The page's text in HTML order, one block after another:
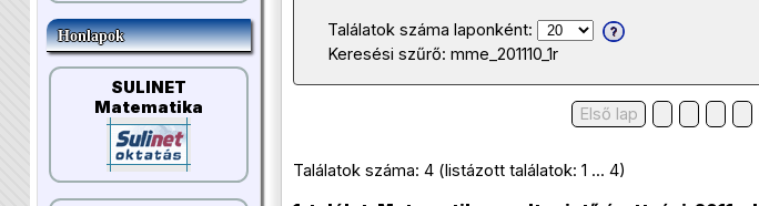
Honlapok
SULINET
Matematika
Találatok száma laponként:
Keresési szűrő: mme_201110_1r
Első lap
Találatok száma: 4 (listázott találatok: 1 ... 4)